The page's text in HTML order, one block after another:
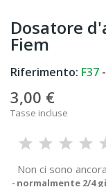
Dosatore
Fiem
Riferimento: F37
3,00 €
Tasse incluse
Non ci sono
normalmente 2/4